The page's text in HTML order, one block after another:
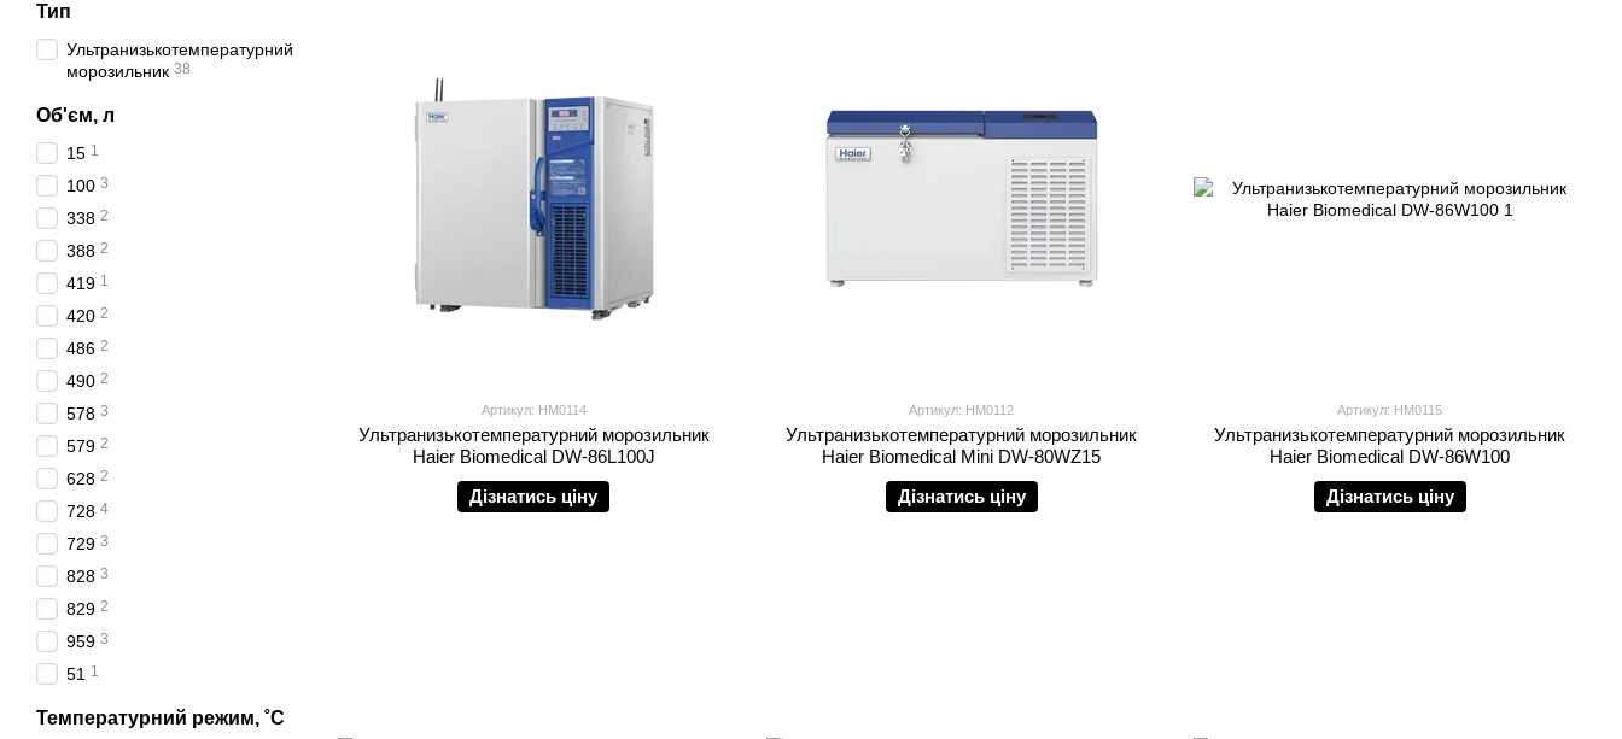
Артикул: HM0114
Ультранизькотемпературний морозильник
Haier Biomedical DW-86L100J
Дізнатись ціну
Артикул: HM0112
Ультранизькотемпературний морозильник
Haier Biomedical Mini DW-80WZ15
Дізнатись ціну
Артикул: HM0115
Ультранизькотемпературний морозильник
Haier Biomedical DW-86W100
Дізнатись ціну
Тип
Ультранизькотемпературний
морозильник 38
Об'єм, л
15 1
100 3
338 2
388 2
419 1
420 2
486 2
490 2
578 3
579 2
628 2
728 4
729 3
828 3
829 2
959 3
51 1
Температурний режим, ˚С